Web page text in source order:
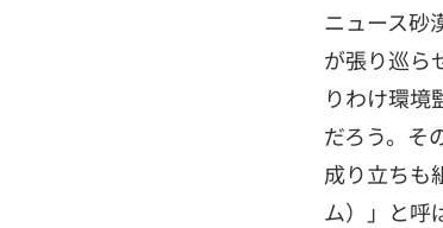
ニュース砂
が張り巡ら
りわけ環境
だろう。そ
成り立ちも
ム）」と呼